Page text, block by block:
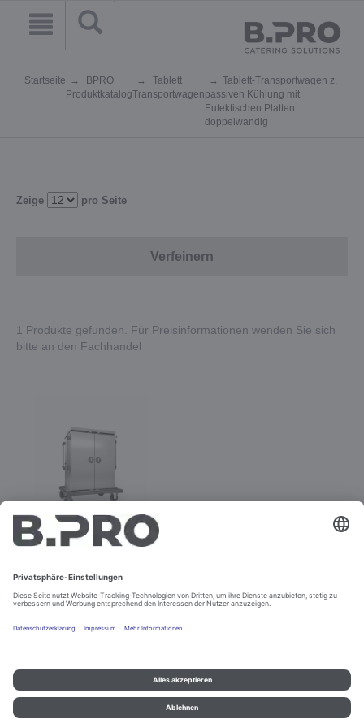
Startseite
BPRO
Produktkatalog
Tablett
Transportwagen
Tablett-Transportwagen z.
passiven Kühlung mit
Eutektischen Platten
doppelwandig
Zeige pro Seite
Verfeinern
1 Produkte gefunden. Für Preisinformationen wenden Sie sich
bitte an den Fachhandel
Best.-Nr. 575577
Impressum und Datenschutz Kontakt
Rechtliche Hinweise
© B.PRO Catering Solutions 2022